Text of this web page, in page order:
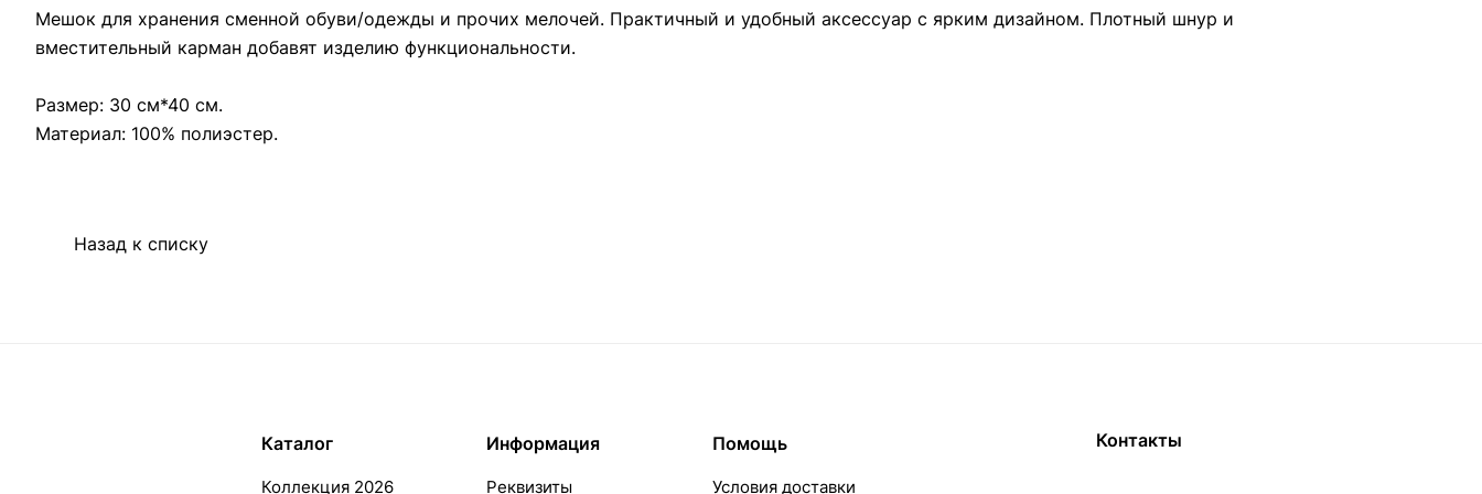
Мешок для хранения сменной обуви/одежды и прочих мелочей. Практичный и удобный аксессуар с ярким дизайном. Плотный шнур и
вместительный карман добавят изделию функциональности.
Размер: 30 см*40 см.
Материал: 100% полиэстер.
Назад к списку
Каталог
Коллекция 2026
Информация
Реквизиты
Помощь
Условия доставки
Контакты